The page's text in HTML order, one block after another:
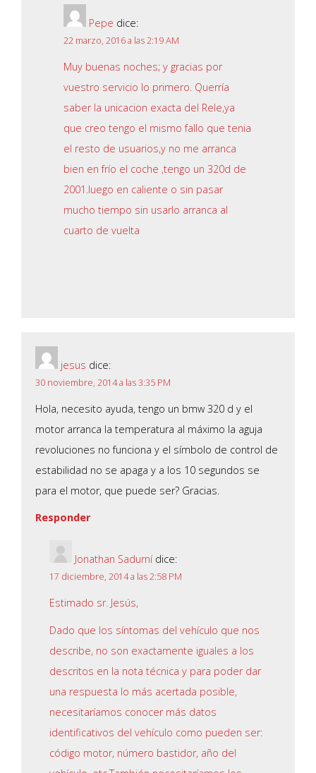
Pepe dice:
22 marzo, 2016 a las 2:19 AM
Muy buenas noches; y gracias por
vuestro servicio lo primero. Querría
saber la unicacion exacta del Rele,ya
que creo tengo el mismo fallo que tenia
el resto de usuarios,y no me arranca
bien en frío el coche ,tengo un 320d de
2001.luego en caliente o sin pasar
mucho tiempo sin usarlo arranca al
cuarto de vuelta
jesus dice:
30 noviembre, 2014 a las 3:35 PM
Hola, necesito ayuda, tengo un bmw 320 d y el
motor arranca la temperatura al máximo la aguja
revoluciones no funciona y el símbolo de control de
estabilidad no se apaga y a los 10 segundos se
para el motor, que puede ser? Gracias.
Responder
Jonathan Sadurní dice:
17 diciembre, 2014 a las 2:58 PM
Estimado sr. Jesús,
Dado que los síntomas del vehículo que nos
describe, no son exactamente iguales a los
descritos en la nota técnica y para poder dar
una respuesta lo más acertada posible,
necesitaríamos conocer más datos
identificativos del vehículo como pueden ser:
código motor, número bastidor, año del